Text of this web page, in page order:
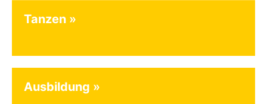
Tanzen
Ausbildung